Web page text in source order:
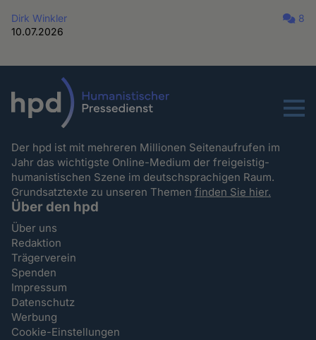
Dirk Winkler
10.07.2026
8
Menu
Der hpd ist mit mehreren Millionen Seitenaufrufen im
Jahr das wichtigste Online-Medium der freigeistig-
humanistischen Szene im deutschsprachigen Raum.
Grundsatztexte zu unseren Themenfinden Sie hier.
Über den hpd
Über uns
Redaktion
Trägerverein
Spenden
Impressum
Datenschutz
Werbung
Cookie-Einstellungen